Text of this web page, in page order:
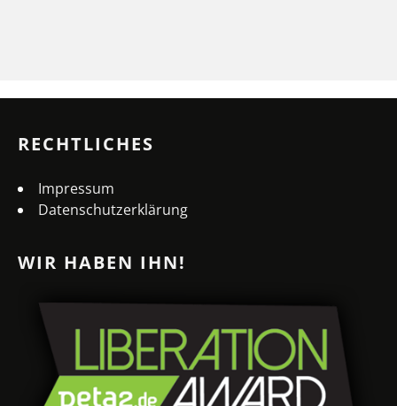
RECHTLICHES
Impressum
Datenschutzerklärung
WIR HABEN IHN!